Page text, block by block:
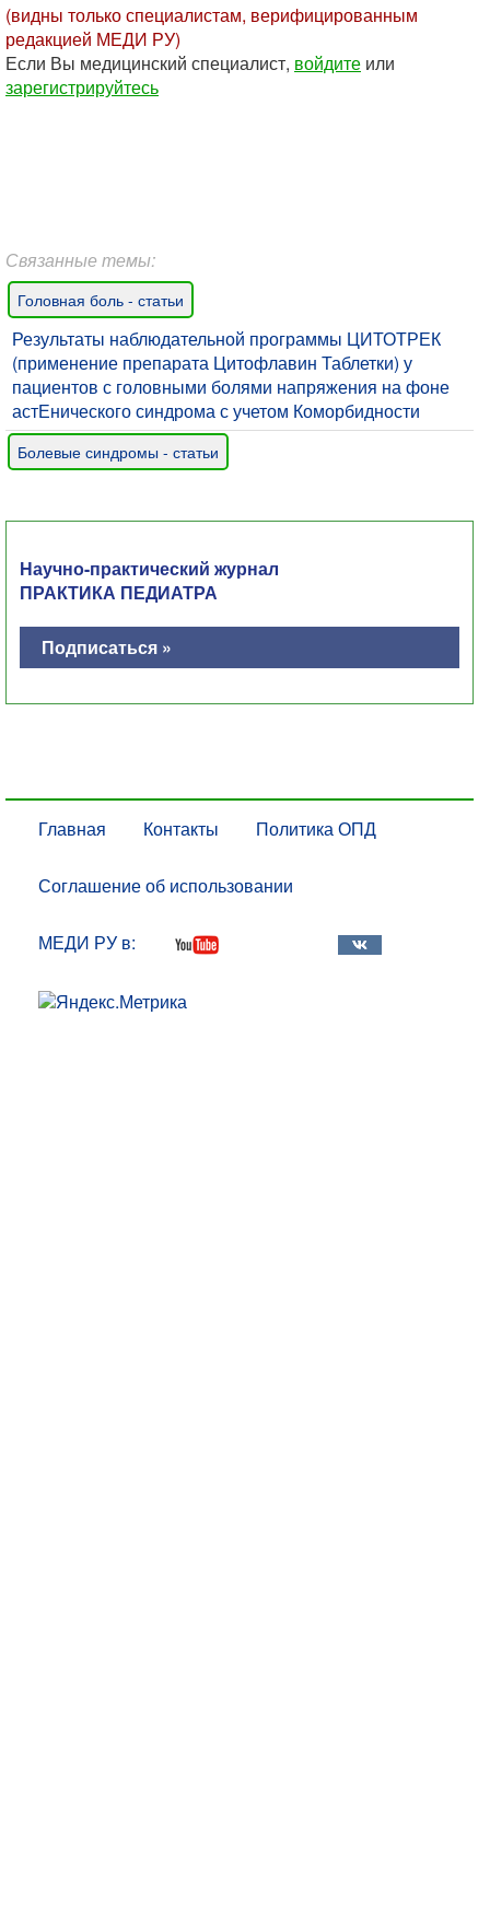
(видны только специалистам, верифицированным
редакцией МЕДИ РУ)
Если Вы медицинский специалист, войдите или
зарегистрируйтесь
Связанные темы:
Головная боль - статьи
Результаты наблюдательной программы ЦИТОТРЕК
(применение препарата Цитофлавин Таблетки) у
пациентов с головными болями напряжения на фоне
астЕнического синдрома с учетом Коморбидности
Болевые синдромы - статьи
Научно-практический журнал
ПРАКТИКА ПЕДИАТРА
Подписаться »
Главная Контакты Политика ОПД
Соглашение об использовании
МЕДИ РУ в: